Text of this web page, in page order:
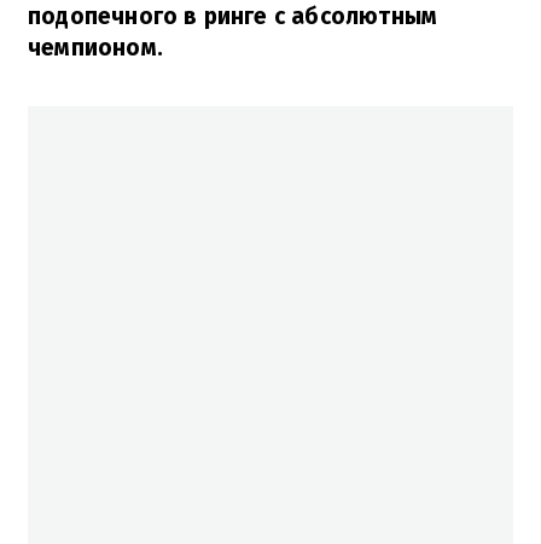
подопечного в ринге с абсолютным
чемпионом.